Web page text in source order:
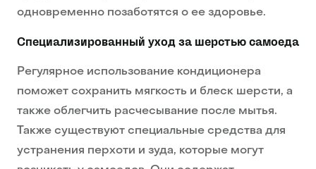
одновременно позаботятся о ее здоровье.
Специализированный уход за шерстью самоеда
Регулярное использование кондиционера
поможет сохранить мягкость и блеск шерсти, а
также облегчить расчесывание после мытья.
Также существуют специальные средства для
устранения перхоти и зуда, которые могут